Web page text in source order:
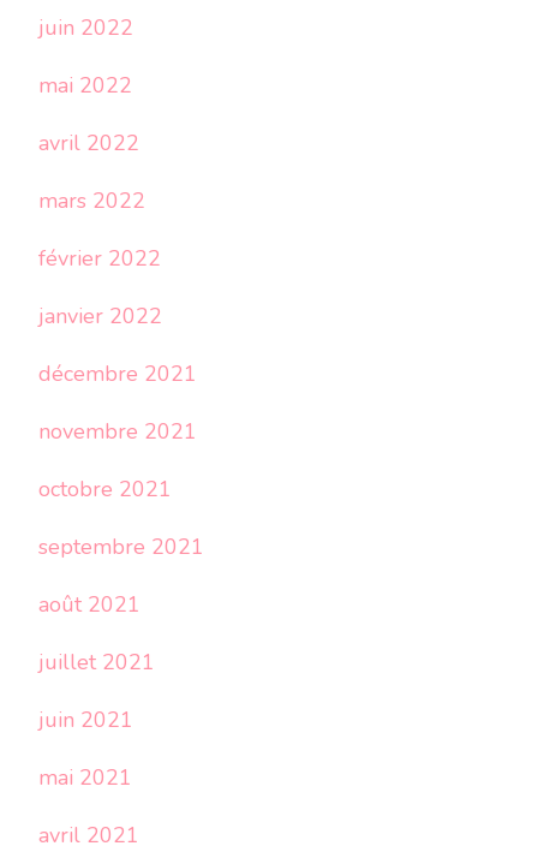
juin 2022
mai 2022
avril 2022
mars 2022
février 2022
janvier 2022
décembre 2021
novembre 2021
octobre 2021
septembre 2021
août 2021
juillet 2021
juin 2021
mai 2021
avril 2021